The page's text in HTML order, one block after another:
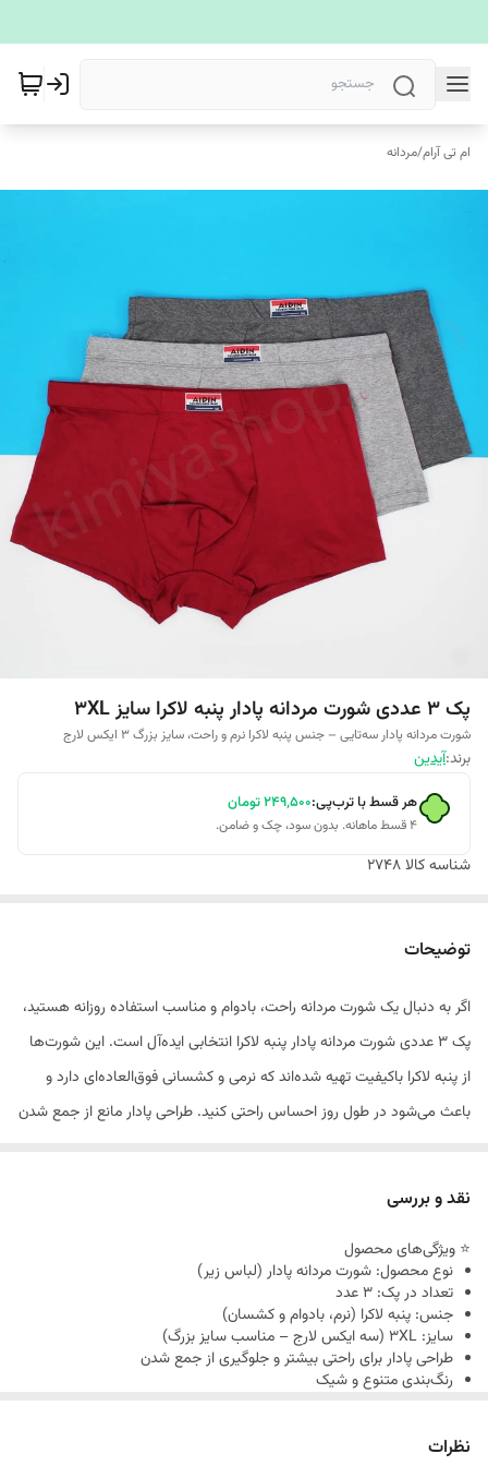
ام تی آرام/مردانه
پک 3 عددی شورت مردانه پادار پنبه لاکرا سایز 3XL
شورت مردانه پادار سه‌تایی – جنس پنبه لاکرا نرم و راحت، سایز بزرگ 3 ایکس لارج
برند:آیدین
هر قسط با ترب‌پی:۲۴۹٬۵۰۰تومان
۴ قسط ماهانه. بدون سود، چک و ضامن.
شناسه کالا2748
توضیحات
اگر به دنبال یک شورت مردانه راحت، بادوام و مناسب استفاده روزانه هستید،
پک 3 عددی شورت مردانه پادار پنبه لاکرا انتخابی ایده‌آل است. این شورت‌ها
از پنبه لاکرا باکیفیت تهیه شده‌اند که نرمی و کشسانی فوق‌العاده‌ای دارد و
باعث می‌شود در طول روز احساس راحتی کنید. طراحی پادار مانع از جمع شدن
بالای دوخت و مقاومت در برابر شستشو باعث می‌شود مدت‌ها بتوانید از آن‌ها
استفاده کنید.با خرید این پک سه‌تایی، هم در هزینه صرفه‌جویی می‌کنید و
هم همیشه یک شورت تمیز و راحت در دسترس دارید. امکان تغییر رنگ در
زمان ارسال وجود دارد.
نقد و بررسی
⭐ ویژگی‌های محصول
نوع محصول: شورت مردانه پادار (لباس زیر)
تعداد در پک: 3 عدد
جنس: پنبه لاکرا (نرم، بادوام و کشسان)
سایز: 3XL (سه ایکس لارج – مناسب سایز بزرگ)
طراحی پادار برای راحتی بیشتر و جلوگیری از جمع شدن
رنگ‌بندی متنوع و شیک
در زمان ارسال رنگ ها رندوم ارسال خواهد شد
نظرات